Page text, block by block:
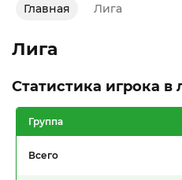
Главная Лига
Лига
Статистика игрока в
Группа
Всего